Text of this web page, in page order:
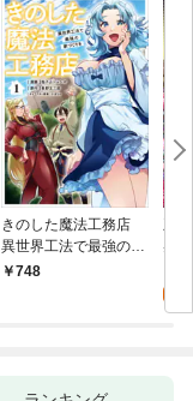
きのした魔法工務店
異世界工法で最強の家
づくりを（コミック）
748
兆
る